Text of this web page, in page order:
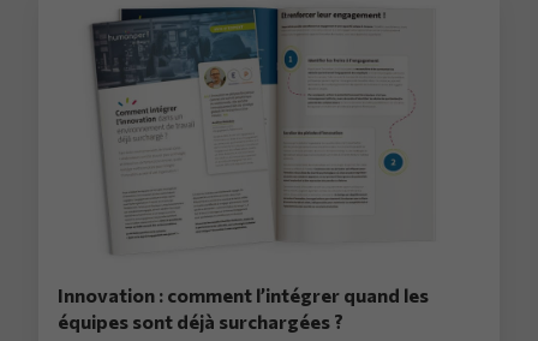
Innovation : comment l’intégrer quand les
équipes sont déjà surchargées ?